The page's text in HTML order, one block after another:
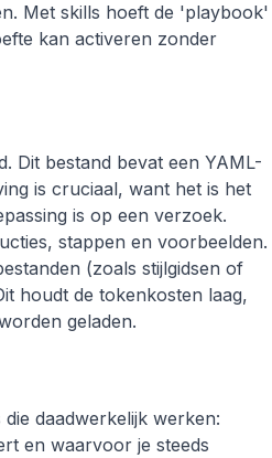
Met skills hoeft de 'playbook'
kan activeren zonder
Dit bestand bevat een YAML-
is cruciaal, want het is het
is op een verzoek.
stappen en voorbeelden.
(zoals stijlgidsen of
houdt de tokenkosten laag,
geladen.
daadwerkelijk werken:
en waarvoor je steeds